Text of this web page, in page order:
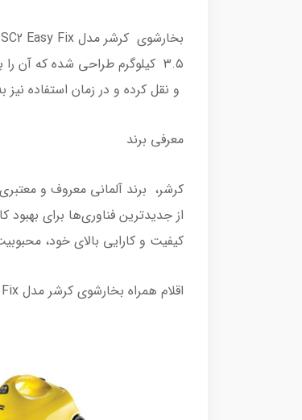
۳.۵ کیلوگرم طراحی شده که
و نقل کرده و در زمان استفاده
معرفی برند
کرشر، برند آلمانی معروف و
کیفیت و کارایی بالای خود،
اقلام همراه بخارشوی کرشر مدل SC2 Easy Fix